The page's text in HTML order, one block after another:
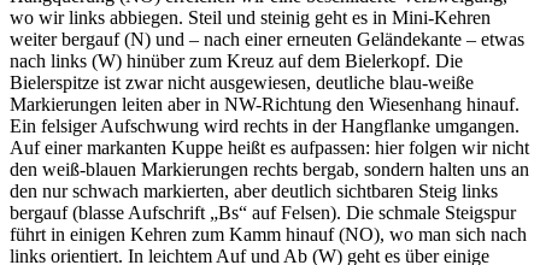
wo wir links abbiegen. Steil und steinig geht es in Mini-Kehren
weiter bergauf (N) und – nach einer erneuten Geländekante – etwas
nach links (W) hinüber zum Kreuz auf dem Bielerkopf. Die
Bielerspitze ist zwar nicht ausgewiesen, deutliche blau-weiße
Markierungen leiten aber in NW-Richtung den Wiesenhang hinauf.
Ein felsiger Aufschwung wird rechts in der Hangflanke umgangen.
Auf einer markanten Kuppe heißt es aufpassen: hier folgen wir nicht
den weiß-blauen Markierungen rechts bergab, sondern halten uns an
den nur schwach markierten, aber deutlich sichtbaren Steig links
bergauf (blasse Aufschrift „Bs“ auf Felsen). Die schmale Steigspur
führt in einigen Kehren zum Kamm hinauf (NO), wo man sich nach
links orientiert. In leichtem Auf und Ab (W) geht es über einige